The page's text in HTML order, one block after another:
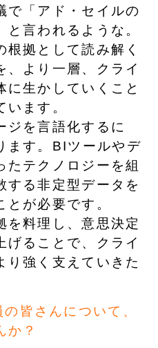
で「アド・セイルの
言われるような。
拠として読み解く
、より一層、クライ
に生かしていくこと
ます。
ジを言語化するに
ます。BIツールやデ
たテクノロジーを組
する非定型データを
が必要です。
を料理し、意思決定
げることで、クライ
り強く支えていきた
皆さんについて、
か？